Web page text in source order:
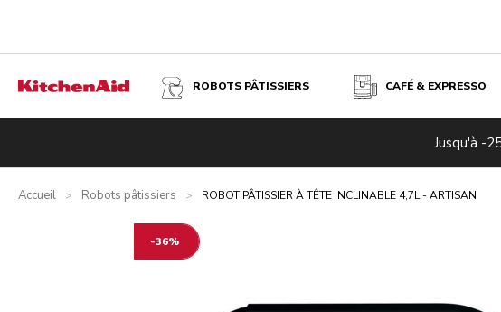
ROBOTS PÂTISSIERS CAFÉ & EXPRESSO
Jusqu'à -
Accueil > Robots pâtissiers > ROBOT PÂTISSIER À TÊTE INCLINABLE 4,7L - ARTISAN
Produits associés
-36%